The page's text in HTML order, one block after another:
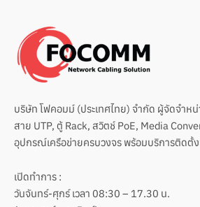
บริษัท โฟคอมม์ (ประเทศไทย) จำกัด ผู้จัดจำห
สาย UTP, ตู้ Rack, สวิตช์ PoE, Media
อุปกรณ์เครือข่ายครบวงจร พร้อมบริการติดตั้
เปิดทำการ :
วันจันทร์-ศุกร์ เวลา 08:30 – 17.30 น.